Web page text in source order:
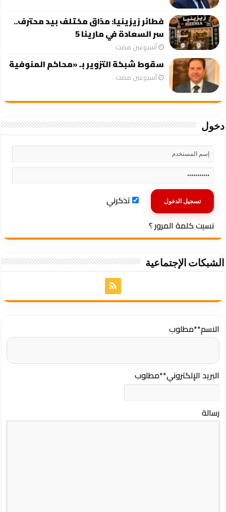
فطائر زيزينيا: مذاق مختلف بيد محترف..
سر السعادة في مارينا 5
‏أسبوعين مضت
سقوط شبكة التزوير بـ «محاكم المنوفية
‏أسبوعين مضت
دخول
تذكرني
نسيت كلمة المرور ؟
الشبكات الإجتماعية
الاسم**مطلوب
البريد الإلكتروني**مطلوب
رسالة